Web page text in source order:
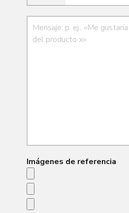
Mensaje
Imágenes de referencia